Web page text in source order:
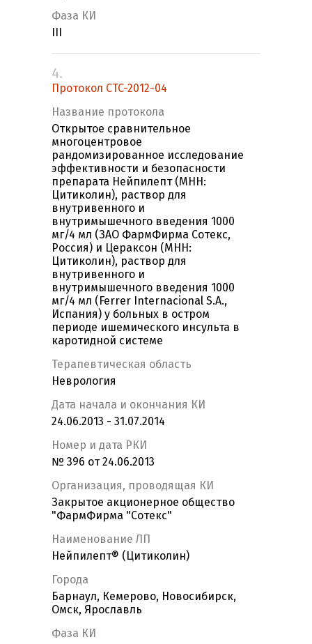
Фаза КИ
4.
Протокол CTC-2012-04
Название протокола
Открытое сравнительное
многоцентровое
рандомизированное исследование
эффективности и безопасности
препарата Нейпилепт (МНН:
Цитиколин), раствор для
внутривенного и
внутримышечного введения 1000
мг/4 мл (ЗАО ФармФирма Сотекс,
Россия) и Цераксон (МНН:
Цитиколин), раствор для
внутривенного и
внутримышечного введения 1000
мг/4 мл (Ferrer Internacional S.A.,
Испания) у больных в остром
периоде ишемического инсульта в
каротидной системе
Терапевтическая область
Неврология
Дата начала и окончания КИ
24.06.2013 - 31.07.2014
Номер и дата РКИ
№ 396 от 24.06.2013
Организация, проводящая КИ
Закрытое акционерное общество
"ФармФирма "Сотекс"
Наименование ЛП
Нейпилепт® (Цитиколин)
Города
Барнаул, Кемерово, Новосибирск,
Омск, Ярославль
Фаза КИ